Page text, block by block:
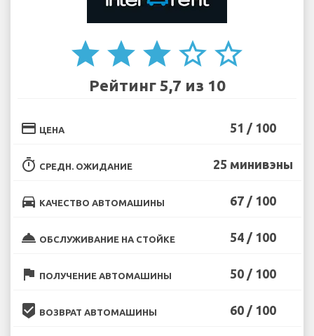
star star star star_border star_border
Рейтинг 5,7 из 10
credit_card ЦЕНА 51 / 100
timer СРЕДН. ОЖИДАНИЕ 25 минивэны
directions_car КАЧЕСТВО АВТОМАШИНЫ 67 / 100
room_service ОБСЛУЖИВАНИЕ НА СТОЙКЕ 54 / 100
flag ПОЛУЧЕНИЕ АВТОМАШИНЫ 50 / 100
beenhere ВОЗВРАТ АВТОМАШИНЫ 60 / 100